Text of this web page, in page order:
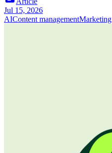
Jul 15, 2026
AIContent managementMarketing